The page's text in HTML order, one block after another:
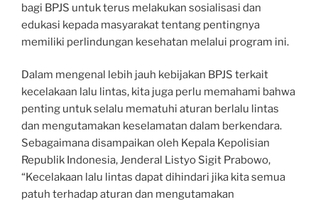
bagi BPJS untuk terus melakukan sosialisasi dan
edukasi kepada masyarakat tentang pentingnya
memiliki perlindungan kesehatan melalui program ini.
Dalam mengenal lebih jauh kebijakan BPJS terkait
kecelakaan lalu lintas, kita juga perlu memahami bahwa
penting untuk selalu mematuhi aturan berlalu lintas
dan mengutamakan keselamatan dalam berkendara.
Sebagaimana disampaikan oleh Kepala Kepolisian
Republik Indonesia, Jenderal Listyo Sigit Prabowo,
“Kecelakaan lalu lintas dapat dihindari jika kita semua
patuh terhadap aturan dan mengutamakan